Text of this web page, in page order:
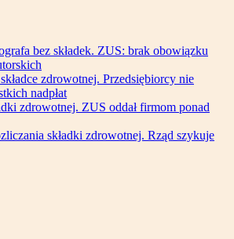
bez składek. ZUS: brak obowiązku
zdrowotnej. Przedsiębiorcy nie
nadpłat
zdrowotnej. ZUS oddał firmom ponad
składki zdrowotnej. Rząd szykuje